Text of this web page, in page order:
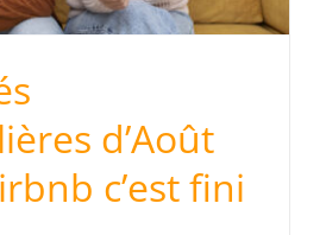
d’Août
c’est fini